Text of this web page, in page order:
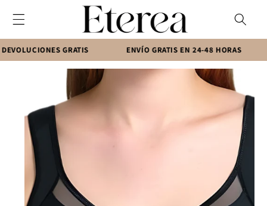
directamente
al contenido
GRATIS ENVÍO GRATIS EN 24-48 HORAS
Ir
directamente
información
del producto